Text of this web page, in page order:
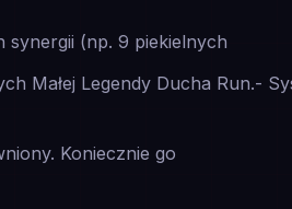
synergii (np. 9 piekielnych
Małej Legendy Ducha Run.-
Koniecznie go